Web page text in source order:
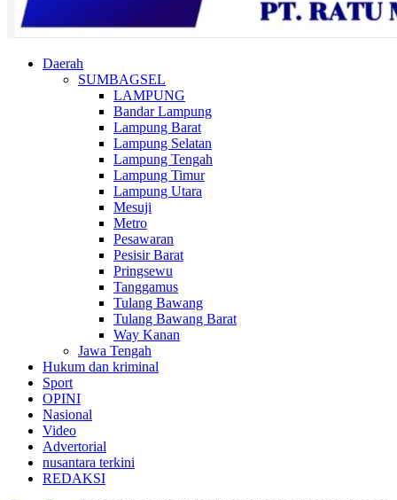
Daerah
SUMBAGSEL
LAMPUNG
Bandar Lampung
Lampung Barat
Lampung Selatan
Lampung Tengah
Lampung Timur
Lampung Utara
Mesuji
Metro
Pesawaran
Pesisir Barat
Pringsewu
Tanggamus
Tulang Bawang
Tulang Bawang Barat
Way Kanan
Jawa Tengah
Hukum dan kriminal
Sport
OPINI
Nasional
Video
Advertorial
nusantara terkini
REDAKSI